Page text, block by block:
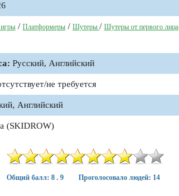
/ Платформеры / Шутеры / Шутеры от первого лица
Русский, Английский
не требуется
Английский
(SKIDROW)
Общий балл: 8 . 9 Проголосовало людей: 14